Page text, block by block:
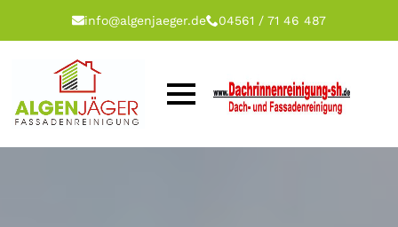
info@algenjaeger.de 04561 / 71 46 487